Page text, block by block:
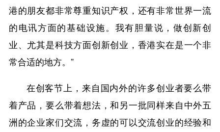
港的朋友都非常尊重知识产权，还有非常世界一流
的电讯方面的基础设施。我有胆量说，做创新创
业、尤其是科技方面创新创业，香港实在是一个非
常合适的地方。”
在创客节上，来自国内外的许多创业者要么带
着产品，要么带着想法，和另一批同样来自中外五
洲的企业家们交流，务虚的可以交流创业的经验和